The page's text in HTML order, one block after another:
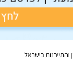
בישראל